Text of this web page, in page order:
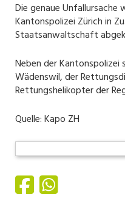
Die genaue Unfallursache
Kantonspolizei Zürich in
Staatsanwaltschaft
Neben der
Wädenswil, der
Rettungshelikopter der
Quelle: Kapo ZH